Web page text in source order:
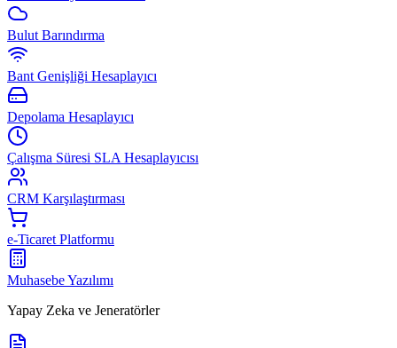
Bulut Barındırma
Bant Genişliği Hesaplayıcı
Depolama Hesaplayıcı
Çalışma Süresi SLA Hesaplayıcısı
CRM Karşılaştırması
e-Ticaret Platformu
Muhasebe Yazılımı
Yapay Zeka ve Jeneratörler